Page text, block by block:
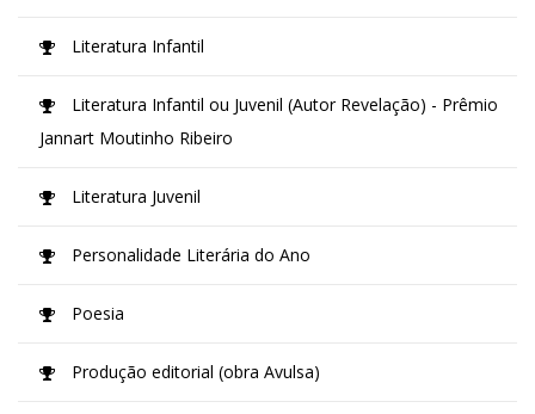
Literatura Infantil
Literatura Infantil ou Juvenil (Autor Revelação) - Prêmio
Jannart Moutinho Ribeiro
Literatura Juvenil
Personalidade Literária do Ano
Poesia
Produção editorial (obra Avulsa)